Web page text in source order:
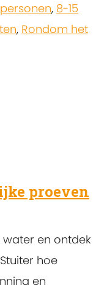
, 8-15
, Rondom het
proeven
en ontdek
hoe
en